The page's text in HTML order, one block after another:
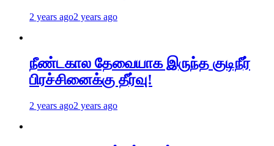
2 years ago2 years ago
நீண்டகால தேவையாக இருந்த குடிநீர்
பிரச்சினைக்கு தீர்வு!
2 years ago2 years ago